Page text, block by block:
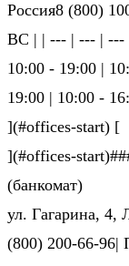
Россия8 (800)
ВС | | --- | --- | ---
10:00 - 19:00 |
19:00 | 10:00 -
](#offices-start) [
](#offices-
(банкомат)
ул. Гагарина, 4,
(800) 200-66-